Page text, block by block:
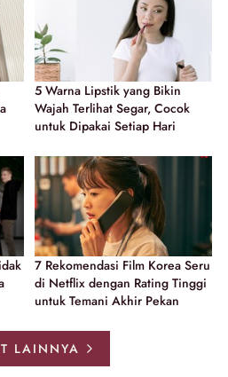
5 Warna Lipstik yang Bikin
Wajah Terlihat Segar, Cocok
untuk Dipakai Setiap Hari
7 Rekomendasi Film Korea Seru
di Netflix dengan Rating Tinggi
untuk Temani Akhir Pekan
LAINNYA